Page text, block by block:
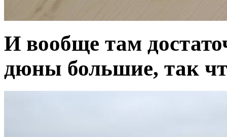
И вообще там
дюны большие, так